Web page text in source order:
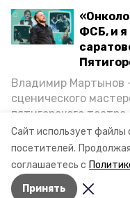
Сайт использует файлы
посетителей.
соглашаетесь с
Принять
ФСБ, и я
Владимир Мартынов
сценического
пятигорского
существования
впереди — новые
артистом, попал в
режиссёр рассказал
Пятигорска».
Спорт
23 апреля 2025, 17:43
Краевые
по боксу памяти
Савина прошли в
Пятигорске
Все новости
ставрополье
Авторы: Лолита